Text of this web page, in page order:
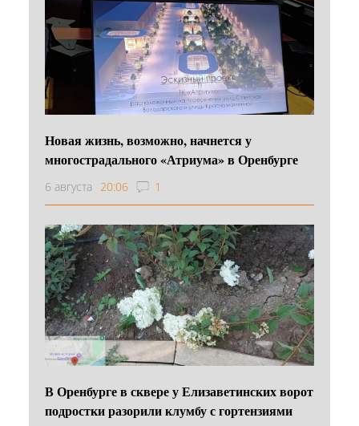
Новая жизнь, возможно, начнется у
многострадального «Атриума» в Оренбурге
6 августа 20:06 1
В Оренбурге в сквере у Елизаветинских ворот
подростки разорили клумбу с гортензиями